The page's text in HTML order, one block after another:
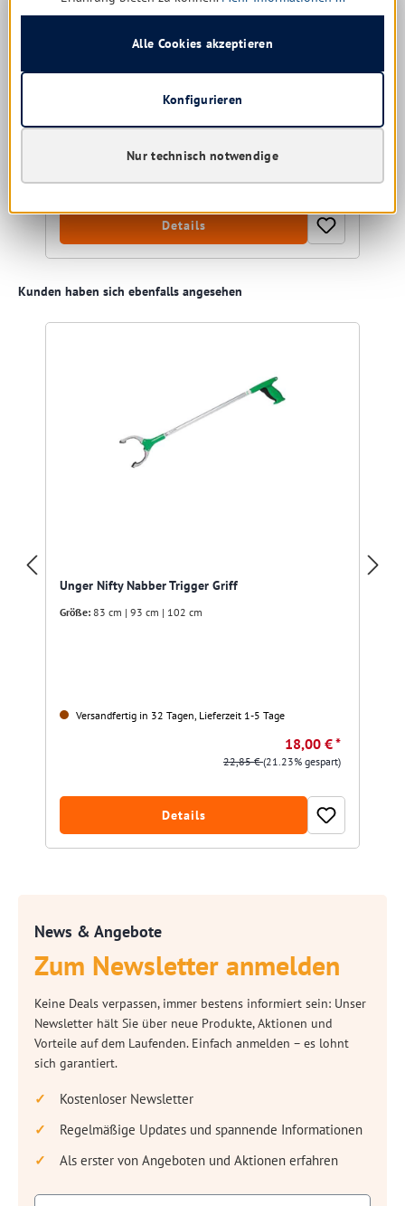
Fenstereimer Unger 28 ltr. QB220
Versandfertig in 32 Tagen, Lieferzeit 1-5 Tage
Details
Produktgalerie überspringen
Kunden haben sich ebenfalls angesehen
Unger Nifty Nabber Trigger Griff
Größe: 83 cm | 93 cm | 102 cm
Versandfertig in 32 Tagen, Lieferzeit 1-5 Tage
18,00 € *
22,85 €(21.23% gespart)
Details
News & Angebote
Zum Newsletter anmelden
Keine Deals verpassen, immer bestens informiert sein: Unser
Newsletter hält Sie über neue Produkte, Aktionen und
Vorteile auf dem Laufenden. Einfach anmelden – es lohnt
sich garantiert.
Kostenloser Newsletter
Regelmäßige Updates und spannende Informationen
Als erster von Angeboten und Aktionen erfahren
Nur technisch notwendige
Konfigurieren
Alle Cookies akzeptieren